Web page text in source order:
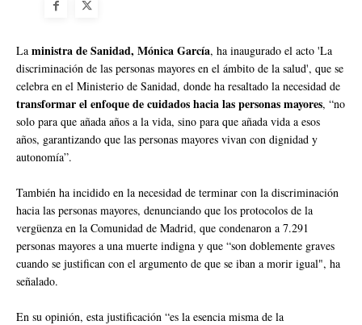
La ministra de Sanidad, Mónica García, ha inaugurado el acto 'La
discriminación de las personas mayores en el ámbito de la salud', que se
celebra en el Ministerio de Sanidad, donde ha resaltado la necesidad de
transformar el enfoque de cuidados hacia las personas mayores, “no
solo para que añada años a la vida, sino para que añada vida a esos
años, garantizando que las personas mayores vivan con dignidad y
autonomía”.
También ha incidido en la necesidad de terminar con la discriminación
hacia las personas mayores, denunciando que los protocolos de la
vergüenza en la Comunidad de Madrid, que condenaron a 7.291
personas mayores a una muerte indigna y que “son doblemente graves
cuando se justifican con el argumento de que se iban a morir igual", ha
señalado.
En su opinión, esta justificación “es la esencia misma de la